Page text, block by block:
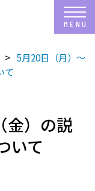
5月20日（月）～
て
金）の説
いて